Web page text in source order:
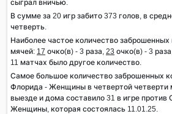
сыграл вничью.
В сумме за 20 игр забито 373 голов, в
четверть.
Наиболее частое количество заброшенных
мячей: 17 очко(в) - 3 раза, 23 очко(в) - 3
11 матчах было другое количество.
Самое большое количество заброшенных
Флорида - Женщины в четвертой четверти
выезде и дома составило 31 в игре против
Женщины, которая состоялась 11.01.25.